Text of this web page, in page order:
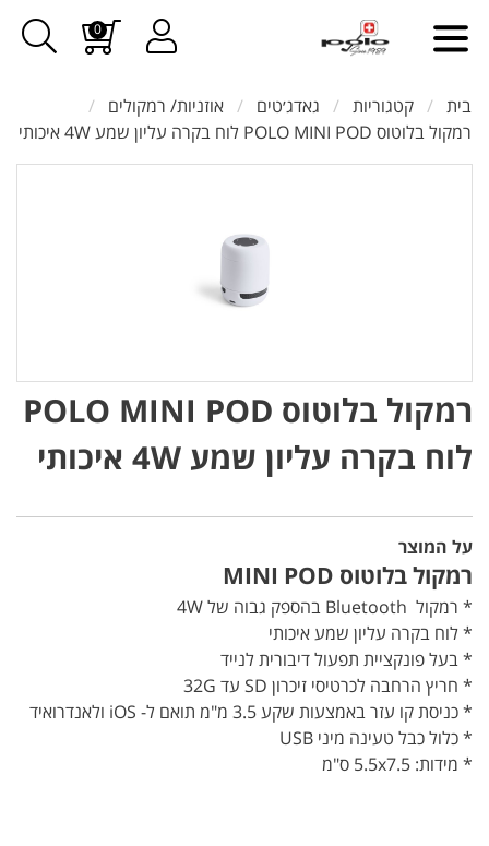
0
בית קטגוריות גאדג׳טים
אוזניות/ רמקולים
רמקול בלוטוס POLO MINI POD לוח בקרה עליון שמע 4W איכותי
רמקול בלוטוס POLO MINI POD
לוח בקרה עליון שמע 4W איכותי
על המוצר
רמקול בלוטוס MINI POD
* רמקול Bluetooth בהספק גבוה של 4W
* לוח בקרה עליון שמע איכותי
* בעל פונקציית תפעול דיבורית לנייד
* חריץ הרחבה לכרטיסי זיכרון SD עד 32G
* כניסת קו עזר באמצעות שקע 3.5 מ"מ תואם ל- iOS ולאנדרואיד
* כלול כבל טעינה מיני USB
* מידות: 5.5x7.5 ס"מ